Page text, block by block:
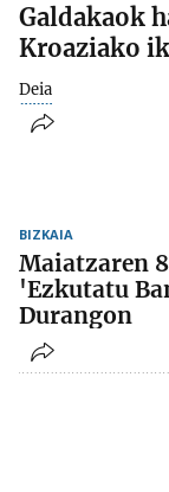
Galdakaok
Kroaziako
Deia
BIZKAIA
Maiatzaren
'Ezkutatu
Durangon